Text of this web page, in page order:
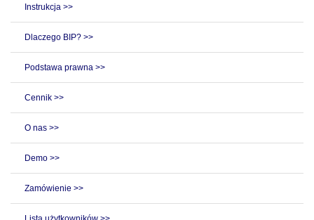
Instrukcja >>
Dlaczego BIP? >>
Podstawa prawna >>
Cennik >>
O nas >>
Demo >>
Zamówienie >>